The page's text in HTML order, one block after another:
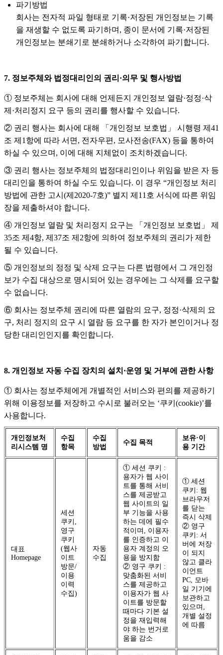
파기방법
회사는 전자적 파일 형태로 기록·저장된 개인정보는 기록
을 재생할 수 없도록 파기하며, 종이 문서에 기록·저장된
개인정보는 분쇄기로 분쇄하거나 소각하여 파기합니다.
7. 정보주체와 법정대리인의 권리·의무 및 행사방법
① 정보주체는 회사에 대해 언제든지 개인정보 열람·정정·삭
제·처리정지 요구 등의 권리를 행사할 수 있습니다.
② 권리 행사는 회사에 대해 「개인정보 보호법」 시행령 제41
조 제1항에 따라 서면, 전자우편, 모사전송(FAX) 등을 통하여
하실 수 있으며, 이에 대해 지체없이 조치하겠습니다.
③ 권리 행사는 정보주체의 법정대리인이나 위임을 받은 자 등
대리인을 통하여 하실 수도 있습니다. 이 경우 “개인정보 처리
방법에 관한 고시(제2020-7호)” 별지 제11호 서식에 따른 위임
장을 제출하셔야 합니다.
④ 개인정보 열람 및 처리정지 요구는 「개인정보 보호법」 제
35조 제4항, 제37조 제2항에 의하여 정보주체의 권리가 제한
될 수 있습니다.
⑤ 개인정보의 정정 및 삭제 요구는 다른 법령에서 그 개인정
보가 수집 대상으로 명시되어 있는 경우에는 그 삭제를 요구할
수 없습니다.
⑥ 회사는 정보주체 권리에 따른 열람의 요구, 정정·삭제의 요
구, 처리 정지의 요구 시 열람 등 요구를 한 자가 본인이거나 정
당한 대리인인지를 확인합니다.
8. 개인정보 자동 수집 장치의 설치·운영 및 거부에 관한 사항
① 회사는 정보주체에게 개별적인 서비스와 편의를 제공하기
위해 이용정보를 저장하고 수시로 불러오는 ‘쿠키(cookie)’를
사용합니다.
개인정보처
리시스템 명
수집
항목
수집
방법
수집 목적
보유·이
용 기간
대표
Homepage
세션
쿠키,
영구
쿠키
(웹사
이트
방문/
이용
이력
수집)
자동
수집
① 세션 쿠키 :
용자가 웹 사이
트를 통해 서비
스를 제공받고
웹 사이트의 일
부 기능을 사용
하는 데에 필수
적이며, 이용자
를 인증하고 이
용자 계정의 오
용을 방지함
② 영구 쿠키 :
맞춤화된 서비
스를 제공하고
이용자가 웹 사
이트를 방문할
때마다 기본 설
정을 재입력해
야 하는 번거로
움을 감소
① 세션
쿠키: 웹
브라우저
를 닫는
즉시 삭제
② 영구
쿠키: 서
버에 저장
이 되지
않고 클라
이언트
PC, 모바
일 기기에
보관하고
있으며,
개별 설정
에 따름